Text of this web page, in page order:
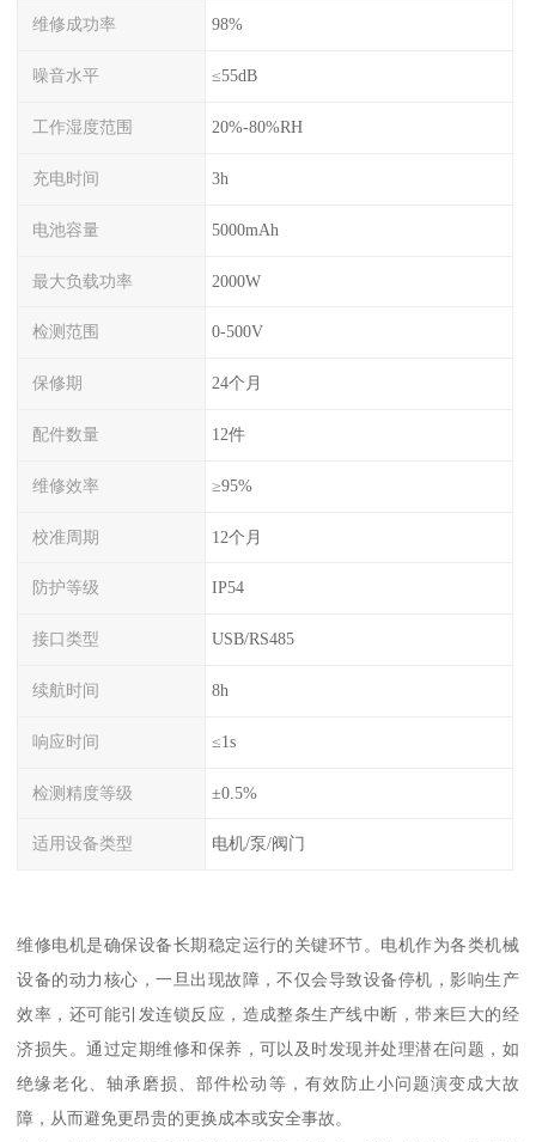
维修成功率 98%
噪音水平 ≤55dB
工作湿度范围 20%-80%RH
充电时间 3h
电池容量 5000mAh
最大负载功率 2000W
检测范围 0-500V
保修期 24个月
配件数量 12件
维修效率 ≥95%
校准周期 12个月
防护等级 IP54
接口类型 USB/RS485
续航时间 8h
响应时间 ≤1s
检测精度等级 ±0.5%
适用设备类型 电机/泵/阀门
维修电机是确保设备长期稳定运行的关键环节。电机作为各类机械
设备的动力核心，一旦出现故障，不仅会导致设备停机，影响生产
效率，还可能引发连锁反应，造成整条生产线中断，带来巨大的经
济损失。通过定期维修和保养，可以及时发现并处理潜在问题，如
绝缘老化、轴承磨损、部件松动等，有效防止小问题演变成大故
障，从而避免更昂贵的更换成本或安全事故。